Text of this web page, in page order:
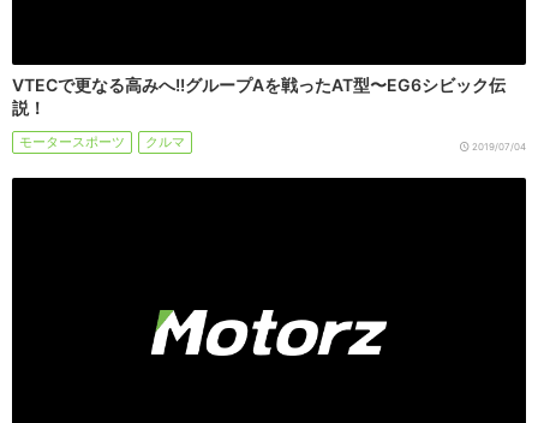
VTECで更なる高みへ!!グループAを戦ったAT型〜EG6シビック伝
説！
モータースポーツ クルマ 2019/07/04